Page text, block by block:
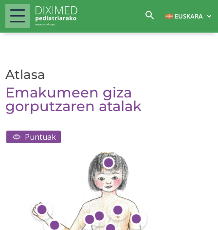
EUSKARA
Atlasa
Emakumeen giza
gorputzaren atalak
Puntuak